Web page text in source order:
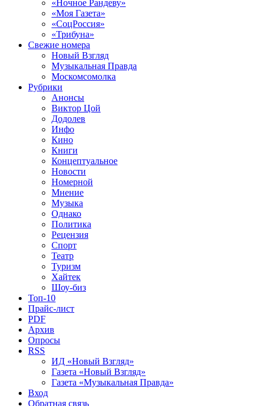
«Ночное Рандеву»
«Моя Газета»
«СоцРоссия»
«Трибуна»
Свежие номера
Новый Взгляд
Музыкальная Правда
Москомсомолка
Рубрики
Анонсы
Виктор Цой
Додолев
Инфо
Кино
Книги
Концептуальное
Новости
Номерной
Мнение
Музыка
Однако
Политика
Рецензия
Спорт
Театр
Туризм
Хайтек
Шоу-биз
Топ-10
Прайс-лист
PDF
Архив
Опросы
RSS
ИД «Новый Взгляд»
Газета «Новый Взгляд»
Газета «Музыкальная Правда»
Вход
Обратная связь